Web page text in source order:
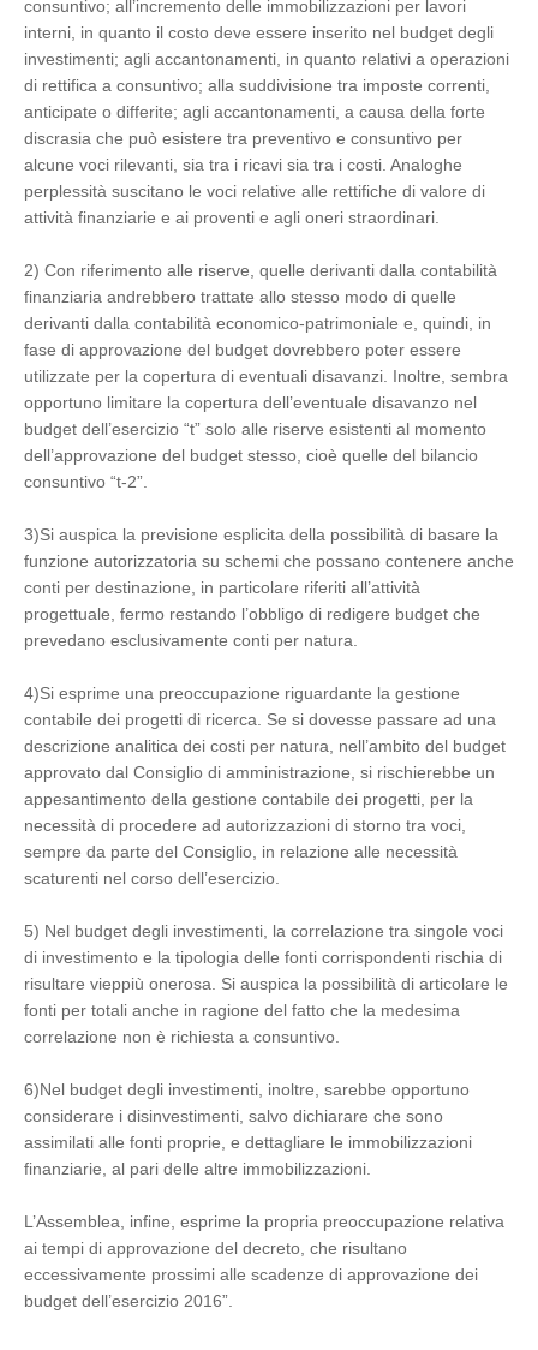
consuntivo; all’incremento delle immobilizzazioni per lavori
interni, in quanto il costo deve essere inserito nel budget degli
investimenti; agli accantonamenti, in quanto relativi a operazioni
di rettifica a consuntivo; alla suddivisione tra imposte correnti,
anticipate o differite; agli accantonamenti, a causa della forte
discrasia che può esistere tra preventivo e consuntivo per
alcune voci rilevanti, sia tra i ricavi sia tra i costi. Analoghe
perplessità suscitano le voci relative alle rettifiche di valore di
attività finanziarie e ai proventi e agli oneri straordinari.
2) Con riferimento alle riserve, quelle derivanti dalla contabilità
finanziaria andrebbero trattate allo stesso modo di quelle
derivanti dalla contabilità economico-patrimoniale e, quindi, in
fase di approvazione del budget dovrebbero poter essere
utilizzate per la copertura di eventuali disavanzi. Inoltre, sembra
opportuno limitare la copertura dell’eventuale disavanzo nel
budget dell’esercizio “t” solo alle riserve esistenti al momento
dell’approvazione del budget stesso, cioè quelle del bilancio
consuntivo “t-2”.
3)Si auspica la previsione esplicita della possibilità di basare la
funzione autorizzatoria su schemi che possano contenere anche
conti per destinazione, in particolare riferiti all’attività
progettuale, fermo restando l’obbligo di redigere budget che
prevedano esclusivamente conti per natura.
4)Si esprime una preoccupazione riguardante la gestione
contabile dei progetti di ricerca. Se si dovesse passare ad una
descrizione analitica dei costi per natura, nell’ambito del budget
approvato dal Consiglio di amministrazione, si rischierebbe un
appesantimento della gestione contabile dei progetti, per la
necessità di procedere ad autorizzazioni di storno tra voci,
sempre da parte del Consiglio, in relazione alle necessità
scaturenti nel corso dell’esercizio.
5) Nel budget degli investimenti, la correlazione tra singole voci
di investimento e la tipologia delle fonti corrispondenti rischia di
risultare vieppiù onerosa. Si auspica la possibilità di articolare le
fonti per totali anche in ragione del fatto che la medesima
correlazione non è richiesta a consuntivo.
6)Nel budget degli investimenti, inoltre, sarebbe opportuno
considerare i disinvestimenti, salvo dichiarare che sono
assimilati alle fonti proprie, e dettagliare le immobilizzazioni
finanziarie, al pari delle altre immobilizzazioni.
L’Assemblea, infine, esprime la propria preoccupazione relativa
ai tempi di approvazione del decreto, che risultano
eccessivamente prossimi alle scadenze di approvazione dei
budget dell’esercizio 2016”.